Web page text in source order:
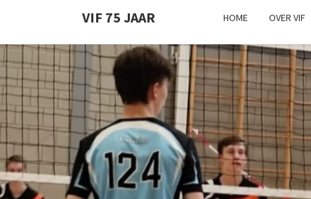
VIF 75 JAAR HOME OVER VIF